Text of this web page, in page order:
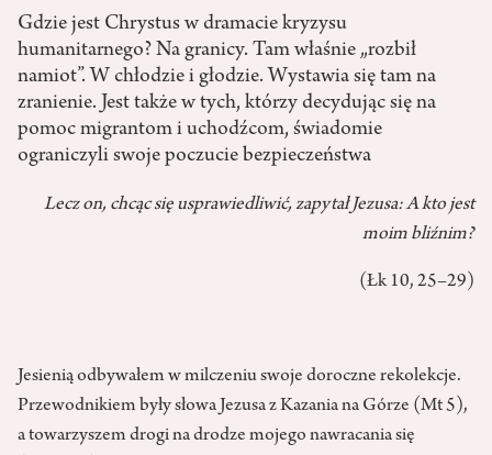
Gdzie jest Chrystus w dramacie kryzysu
humanitarnego? Na granicy. Tam właśnie „rozbił
namiot”. W chłodzie i głodzie. Wystawia się tam na
zranienie. Jest także w tych, którzy decydując się na
pomoc migrantom i uchodźcom, świadomie
ograniczyli swoje poczucie bezpieczeństwa
Lecz on, chcąc się usprawiedliwić, zapytał Jezusa: A kto jest
moim bliźnim?
(Łk 10, 25–29)
Jesienią odbywałem w milczeniu swoje doroczne rekolekcje.
Przewodnikiem były słowa Jezusa z Kazania na Górze (Mt 5),
a towarzyszem drogi na drodze mojego nawracania się